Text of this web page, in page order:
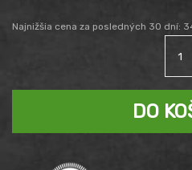
cena
bola:
cena
je:
Najnižšia cena za posledných 30 dní:
Tričko
rukáv
DO